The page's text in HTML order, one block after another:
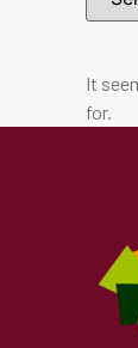
It
for.